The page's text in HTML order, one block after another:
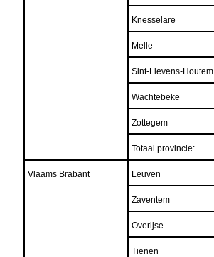
Knesselare
Melle
Sint-Lievens-Houtem
Wachtebeke
Zottegem
Totaal provincie:
Vlaams Brabant Leuven
Zaventem
Overijse
Tienen